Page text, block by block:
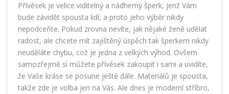
Přívěsek je velice viditelný a nádherný šperk, jenž Vám
bude závidět spousta lidí, a proto jeho výběr nikdy
nepodceňte. Pokud zrovna nevíte, jak nějaké ženě udělat
radost, ale chcete mít zajištěný úspěch tak šperkem nikdy
neuděláte chybu, což je jedna z velkých výhod. Ovšem
samozřejmě si můžete přívěsek zakoupit i sami a uvidíte,
že Vaše kráse se posune ještě dále. Materiálů je spousta,
takže zde je volba jen na Vás. Ale dnes je moderní stříbro,